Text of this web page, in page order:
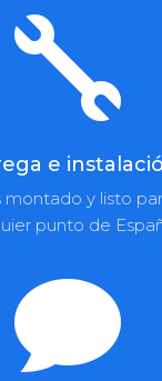

e
y listo
punto de
